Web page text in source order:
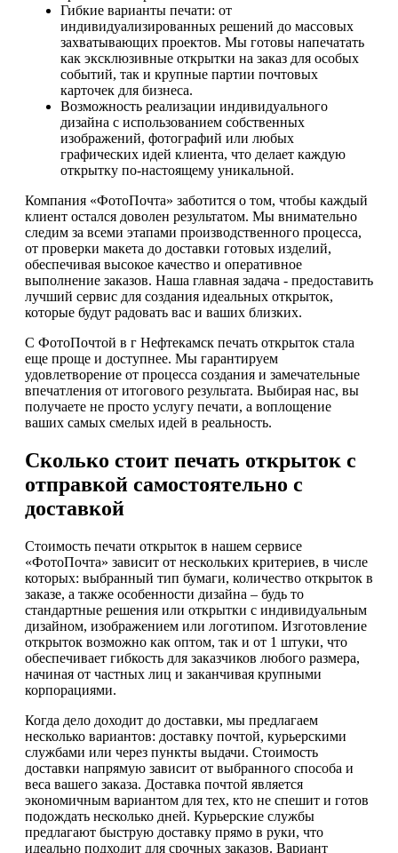
Гибкие варианты печати: от
индивидуализированных решений до массовых
захватывающих проектов. Мы готовы напечатать
как эксклюзивные открытки на заказ для особых
событий, так и крупные партии почтовых
карточек для бизнеса.
Возможность реализации индивидуального
дизайна с использованием собственных
изображений, фотографий или любых
графических идей клиента, что делает каждую
открытку по-настоящему уникальной.
Компания «ФотоПочта» заботится о том, чтобы каждый
клиент остался доволен результатом. Мы внимательно
следим за всеми этапами производственного процесса,
от проверки макета до доставки готовых изделий,
обеспечивая высокое качество и оперативное
выполнение заказов. Наша главная задача - предоставить
лучший сервис для создания идеальных открыток,
которые будут радовать вас и ваших близких.
С ФотоПочтой в г Нефтекамск печать открыток стала
еще проще и доступнее. Мы гарантируем
удовлетворение от процесса создания и замечательные
впечатления от итогового результата. Выбирая нас, вы
получаете не просто услугу печати, а воплощение
ваших самых смелых идей в реальность.
Сколько стоит печать открыток с
отправкой самостоятельно с
доставкой
Стоимость печати открыток в нашем сервисе
«ФотоПочта» зависит от нескольких критериев, в числе
которых: выбранный тип бумаги, количество открыток в
заказе, а также особенности дизайна – будь то
стандартные решения или открытки с индивидуальным
дизайном, изображением или логотипом. Изготовление
открыток возможно как оптом, так и от 1 штуки, что
обеспечивает гибкость для заказчиков любого размера,
начиная от частных лиц и заканчивая крупными
корпорациями.
Когда дело доходит до доставки, мы предлагаем
несколько вариантов: доставку почтой, курьерскими
службами или через пункты выдачи. Стоимость
доставки напрямую зависит от выбранного способа и
веса вашего заказа. Доставка почтой является
экономичным вариантом для тех, кто не спешит и готов
подождать несколько дней. Курьерские службы
предлагают быструю доставку прямо в руки, что
идеально подходит для срочных заказов. Вариант